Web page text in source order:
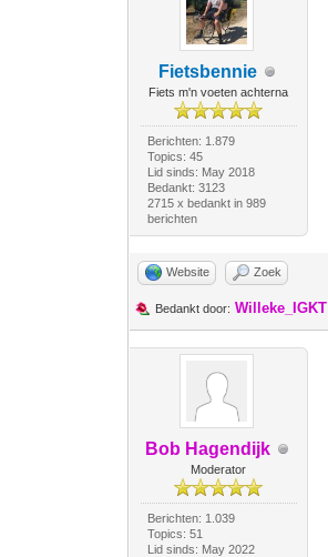
Fietsbennie
Fiets m'n voeten achterna
Berichten: 1.879
Topics: 45
Lid sinds: May 2018
Bedankt: 3123
2715 x bedankt in 989
berichten
Website Zoek
Bedankt door: Willeke_IGKT
Bob Hagendijk
Moderator
Berichten: 1.039
Topics: 51
Lid sinds: May 2022